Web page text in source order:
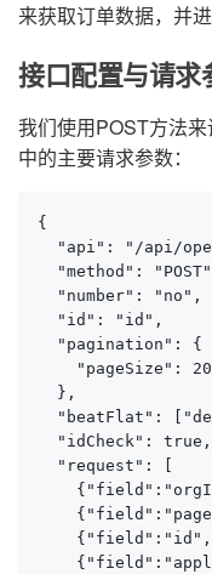
来获取订单数据，并
接口配置与请求
我们使用POST方法
中的主要请求参数：
{
"api": "/api/
"method":
  "number": "no",
  "id": "id",
  "pagination": {
    "pageSize": 20
  },
"beatFlat":
  "idCheck": true,
  "request": [